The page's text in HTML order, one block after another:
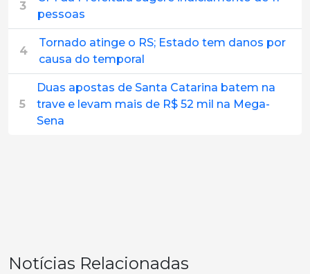
3
pessoas
4
Tornado atinge o RS; Estado tem danos por
causa do temporal
5
Duas apostas de Santa Catarina batem na
trave e levam mais de R$ 52 mil na Mega-
Sena
Notícias Relacionadas